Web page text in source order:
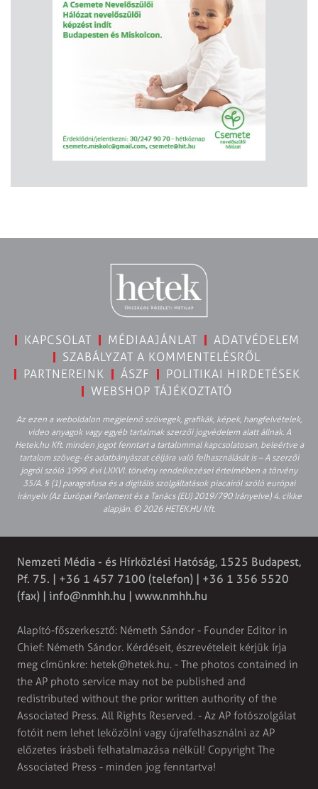
KAPCSOLAT MÉDIAAJÁNLAT
ADATVÉDELEM
SZABÁLYZAT A KOMMENTELÉSRŐL
PARTNEREINK
ÁSZF
POLITIKAI HIRDETÉSEK
WEBSHOP TÁJÉKOZTATÓ
Az ezen a weboldalon megjelenő szövegek, grafikák, képek, hangfelvételek,
video anyagok vagy egyéb tartalmak szerzői jogvédelem alatt állnak. A
Hetek.hu Kft. minden jogot fenntart a tartalommal kapcsolatosan, beleértve a
tartalom szöveg- és adatbányászat céljára való felhasználását is – A szerzői
jogról szóló 1999. évi LXXVI. törvény rendelkezései értelmében a törvény
35/A. § (1) paragrafusa és a digitális szolgáltatások piacairól szóló európai
irányelv (Az Európai Parlament és a Tanács (EU) 2019/790 Irányelve) 4. cikke
alapján. © 2026 HETEK.HU Kft.
Nemzeti Média - és Hírközlési Hatóság, 1525 Budapest,
Pf. 75. | +36 1 457 7100 (telefon) | +36 1 356 5520
(fax) | info@nmhh.hu | www.nmhh.hu
Alapító-főszerkesztő: Németh Sándor - Founder Editor in
Chief: Németh Sándor. Kérdéseit, észrevételeit kérjük írja
meg címünkre: hetek@hetek.hu. - The photos contained in
the AP photo service may not be published and
redistributed without the prior written authority of the
Associated Press. All Rights Reserved. - Az AP fotószolgálat
fotóit nem lehet leközölni vagy újrafelhasználni az AP
előzetes írásbeli felhatalmazása nélkül! Copyright The
Associated Press - minden jog fenntartva!